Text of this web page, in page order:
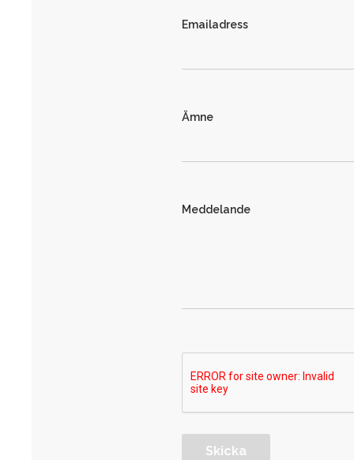
Emailadress
Ämne
Meddelande
Skicka